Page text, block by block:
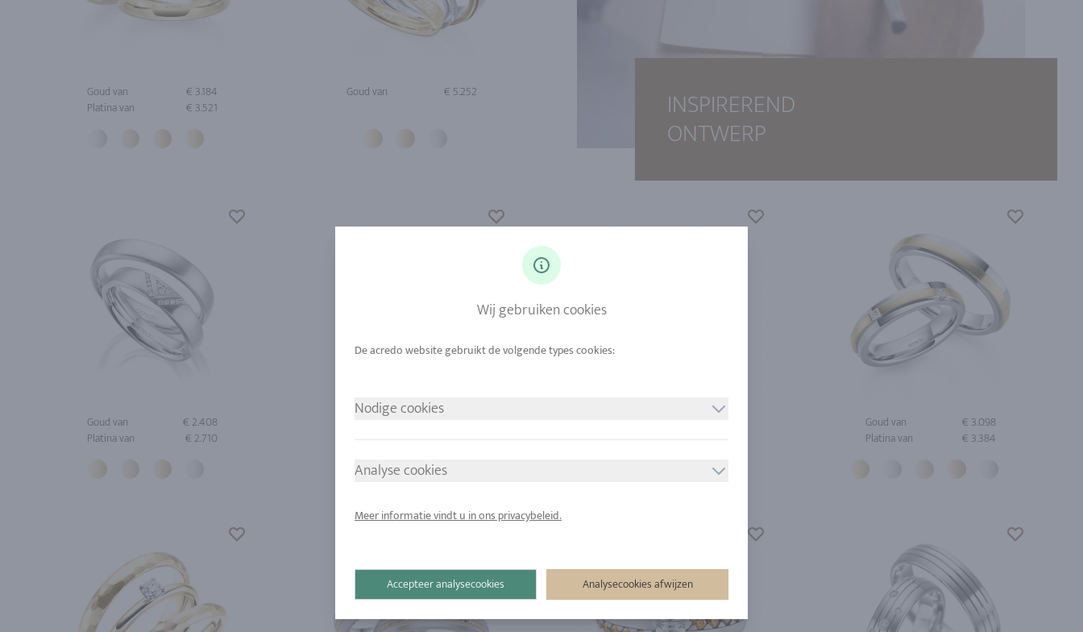
INSPIREREND
ONTWERP
Goud van
€ 3.184
Platina van
€ 3.521
Goud van € 5.252
Goud van
€ 2.408
Platina van
€ 2.710
Goud van
Platina van
€ 2.718
Platina van
€ 3.009
Goud van
€ 3.098
Platina van
€ 3.384
Wij gebruiken cookies
Nodige cookies
Analyse cookies
Meer informatie vindt u in ons privacybeleid.
Analysecookies afwijzen
Accepteer analysecookies